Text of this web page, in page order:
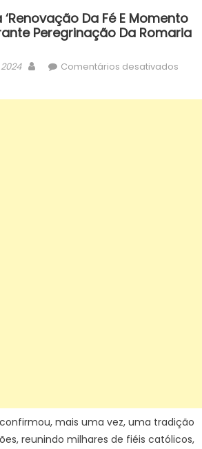
Da Fé E Momento
Peregrinação Da Romaria
AuthorComentários desativadosem
mais uma vez, uma tradição
reunindo milhares de fiéis católicos,